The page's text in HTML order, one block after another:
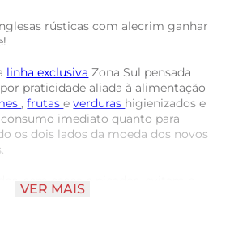
rústicas com alecrim ganhar
linha exclusiva Zona Sul pensada
praticidade aliada à alimentação
,frutaseverduras higienizados e
imediato quanto para
os dois lados da moeda dos novos
sem casca e picados, evitam o
os gastos. Validade de 5 dias
VER MAIS